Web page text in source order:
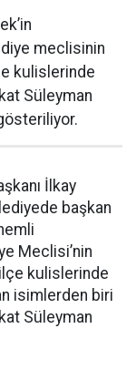
meclisinin
kulislerinde
Süleyman
İlkay
başkan
Meclisi’nin
kulislerinde
isimlerden biri
Süleyman